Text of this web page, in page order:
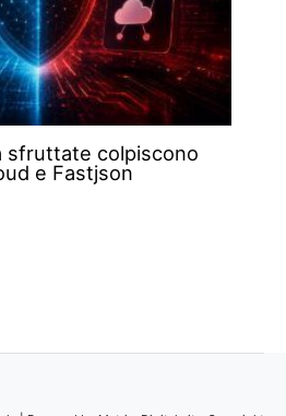
sfruttate colpiscono
e Fastjson